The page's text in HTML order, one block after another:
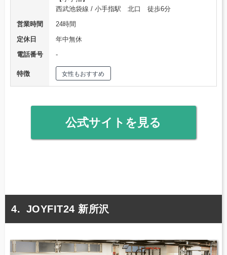
西武池袋線 / 小手指駅 北口 徒歩6分
営業時間
24時間
定休日
年中無休
電話番号
‐
特徴 女性もおすすめ
公式サイトを見る
JOYFIT24 新所沢